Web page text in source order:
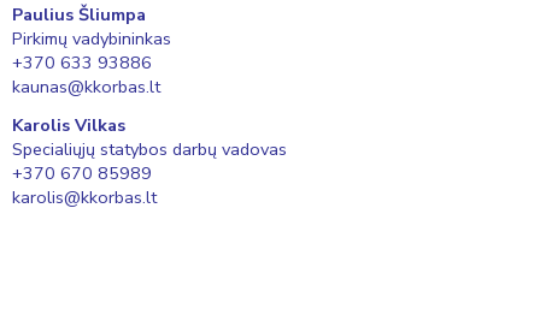
Paulius Šliumpa
Pirkimų vadybininkas
+370 633 93886
kaunas@kkorbas.lt
Karolis Vilkas
Specialiųjų statybos darbų vadovas
+370 670 85989
karolis@kkorbas.lt